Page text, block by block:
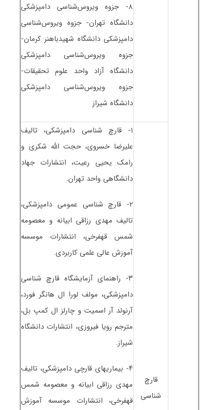
۸- جزوه ویروس‌شناسی دامپزشکی
دانشگاه تهران- جزوه ویروس‌شناسی
دامپزشکی دانشگاه شهیدباهنر کرمان-
جزوه ویروس‌شناسی دامپزشکی
دانشگاه آزاد واحد علوم تحقیقات-
جزوه ویروس‌شناسی دامپزشکی
دانشگاه شیراز
قارچ
شناسی
۱- قارچ شناسی دامپزشکی، تالیف
علیرضا خسروی، حجت الله شکری و
رامک یحیی رعیت، انتشارات جهاد
دانشگاهی واحد تهران.
۲- قارچ شناسی عمومی دامپزشکی،
تالیف مهدی رزاقی ابیانه و معصومه
شمس قهفرخی، انتشارات موسسه
آموزش عالی علمی کاربردی.
۳- راهنمای آزمایشگاه قارچ شناسی
دامپزشکی، مولف لورا ال هانگر فورد،
آرنولد آر اسمیت و چارلز ال کمپ بل،
مترجم رویا فیروزی، انتشارات دانشگاه
شیراز.
۴- بیماریهای قارچی دامپزشکی، تالیف
مهدی رزاقی ابیانه و معصومه شمس
قهفرخی، انتشارات موسسه آموزش